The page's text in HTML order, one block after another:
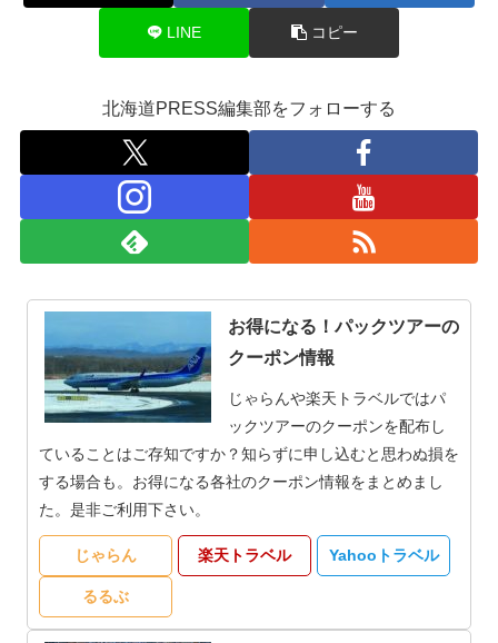
LINE コピー
北海道PRESS編集部をフォローする
お得になる！パックツアーの
クーポン情報
じゃらんや楽天トラベルではパ
ックツアーのクーポンを配布し
ていることはご存知ですか？知らずに申し込むと思わぬ損を
する場合も。お得になる各社のクーポン情報をまとめまし
た。是非ご利用下さい。
じゃらん 楽天トラベル Yahooトラベル
るるぶ